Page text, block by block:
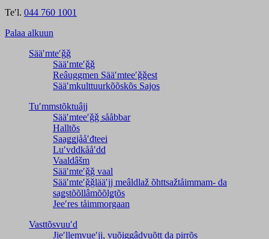
Teʹl. 044 760 1001
Palaa alkuun
Sääʹmteʹǧǧ
Sääʹmteʹǧǧ
Reâuggmen Sääʹmteeʹǧǧest
Sääʹmkulttuurkõõskõs Sajos
Tuʹmmstõktuâjj
Sääʹmteeʹǧǧ sååbbar
Halltõs
Saaǥǥjååʹđteei
Luʹvddkååʹdd
Vaaldâšm
Sääʹmteʹǧǧ vaal
Sääʹmteʹǧǧlääʹjj meâldlaž õhttsažtåimmam- da
saǥstõõllâmõõlǥtõs
Jeeʹres tåimmorgaan
Vasttõsvuuʹd
Jieʹllemvueʹjj, vuõiggâdvuõtt da pirrõs